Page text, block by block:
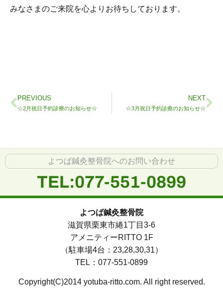
みなさまのご来院を心よりお待ちしております。
PREVIOUS
☆2月祝日予約診療のお知らせ☆
NEXT
☆3月祝日予約診療のお知らせ☆
よつば鍼灸整骨院へのお問い合わせ
TEL:077-551-0899
よつば鍼灸整骨院
滋賀県栗東市綣1丁目3-6
アメニティーRITTO 1F
（駐車場4台：23,28,30,31）
TEL：077-551-0899
Copyright(C)2014 yotuba-ritto.com. All right reserved.